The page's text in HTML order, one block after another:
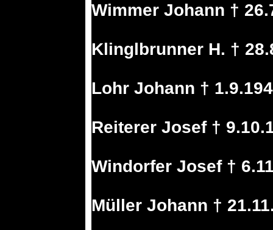
Wimmer Johann †
Klinglbrunner H. †
Lohr Johann †
Reiterer Josef †
Windorfer Josef †
Müller Johann †